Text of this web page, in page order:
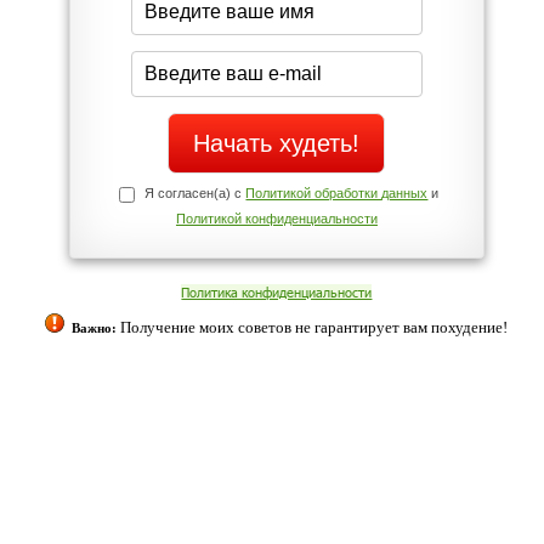
Телефоны службы поддержки
+7 (909) 421-77-27
cookies. Оставаясь с нами, вы соглашаетесь с нашей
Согласен